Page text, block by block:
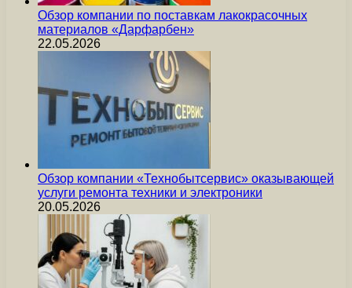
Обзор компании по поставкам лакокрасочных
материалов «Дарфарбен»
22.05.2026
Обзор компании «Технобытсервис» оказывающей
услуги ремонта техники и электроники
20.05.2026